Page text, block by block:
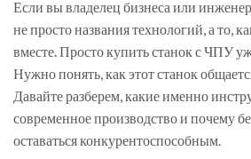
Если вы владелец бизнеса или
не просто названия технологий, а то,
вместе. Просто купить станок с ЧПУ
Нужно понять, как этот станок
Давайте разберем, какие именно
современное производство и почему
оставаться конкурентоспособным.